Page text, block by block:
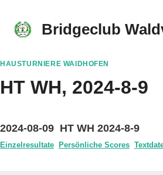
content
Bridgeclub
HAUSTURNIERE WAIDHOFEN
HT WH, 2024-8-9
2024-08-09 HT WH 2024-8-9
Einzelresultate Persönliche Scores